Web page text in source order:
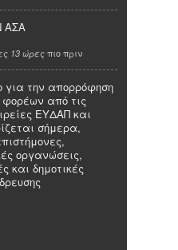
ΑΣΑ
13 ώρες πιο πριν
για την απορρόφηση
φορέων από τις
ΕΥΔΑΠ και
σήμερα,
οργανώσεις,
και δημοτικές